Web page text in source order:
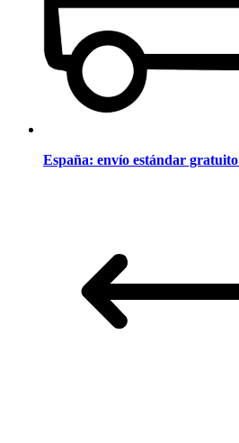
España: envío estándar gratuito